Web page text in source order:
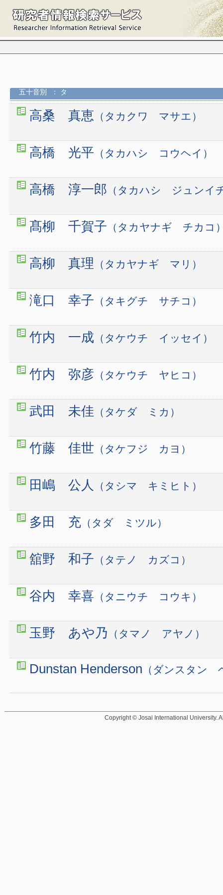
五十音別 ： タ
高桑 真恵 （タカクワ マサエ）
高橋 光平 （タカハシ コウヘイ）
高橋 淳一郎 （タカハシ ジュンイ
髙柳 千賀子 （タカヤナギ チカコ
高柳 真理 （タカヤナギ マリ）
滝口 幸子 （タキグチ サチコ）
竹内 一成 （タケウチ イッセイ）
竹内 弥彦 （タケウチ ヤヒコ）
武田 未佳 （タケダ ミカ）
竹藤 佳世 （タケフジ カヨ）
田嶋 公人 （タシマ キミヒト）
多田 充（タダ ミツル）
舘野 和子 （タテノ カズコ）
谷内 幸喜 （タニウチ コウキ）
玉野 あや乃 （タマノ アヤノ）
Dunstan Henderson （ダンスタン